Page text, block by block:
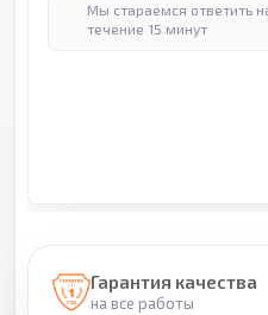
Мы стараемся ответить
течение 15 минут
Гарантия качества
на все работы